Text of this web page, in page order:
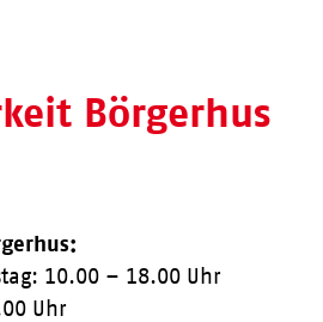
Börgerhus
10.00 – 18.00 Uhr
Uhr